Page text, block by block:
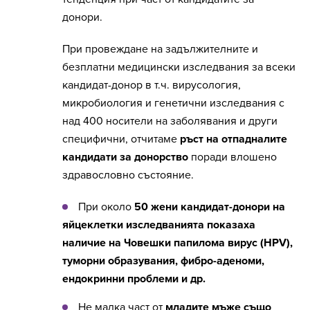
донори.
При провеждане на задължителните и
безплатни медицински изследвания за всеки
кандидат-донор в т.ч. вирусология,
микробиология и генетични изследвания с
над 400 носители на заболявания и други
специфични, отчитаме ръст на отпадналите
кандидати за донорство поради влошено
здравословно състояние.
При около 50 жени кандидат-донори на
яйцеклетки изследванията показаха
наличие на Човешки папилома вирус (HPV),
туморни образувания, фибро-аденоми,
ендокринни проблеми и др.
Не малка част от младите мъже също